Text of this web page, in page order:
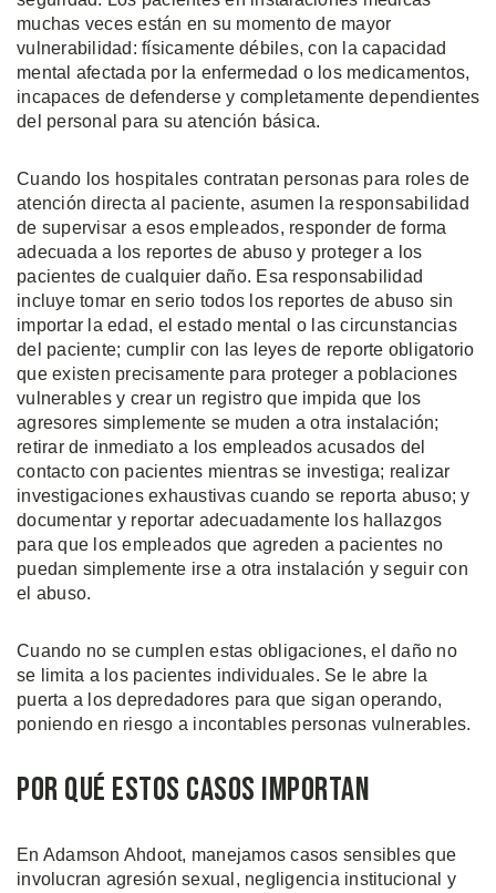
muchas veces están en su momento de mayor
vulnerabilidad: físicamente débiles, con la capacidad
mental afectada por la enfermedad o los medicamentos,
incapaces de defenderse y completamente dependientes
del personal para su atención básica.
Cuando los hospitales contratan personas para roles de
atención directa al paciente, asumen la responsabilidad
de supervisar a esos empleados, responder de forma
adecuada a los reportes de abuso y proteger a los
pacientes de cualquier daño. Esa responsabilidad
incluye tomar en serio todos los reportes de abuso sin
importar la edad, el estado mental o las circunstancias
del paciente; cumplir con las leyes de reporte obligatorio
que existen precisamente para proteger a poblaciones
vulnerables y crear un registro que impida que los
agresores simplemente se muden a otra instalación;
retirar de inmediato a los empleados acusados del
contacto con pacientes mientras se investiga; realizar
investigaciones exhaustivas cuando se reporta abuso; y
documentar y reportar adecuadamente los hallazgos
para que los empleados que agreden a pacientes no
puedan simplemente irse a otra instalación y seguir con
el abuso.
Cuando no se cumplen estas obligaciones, el daño no
se limita a los pacientes individuales. Se le abre la
puerta a los depredadores para que sigan operando,
poniendo en riesgo a incontables personas vulnerables.
Por Qué Estos Casos Importan
En Adamson Ahdoot, manejamos casos sensibles que
involucran agresión sexual, negligencia institucional y